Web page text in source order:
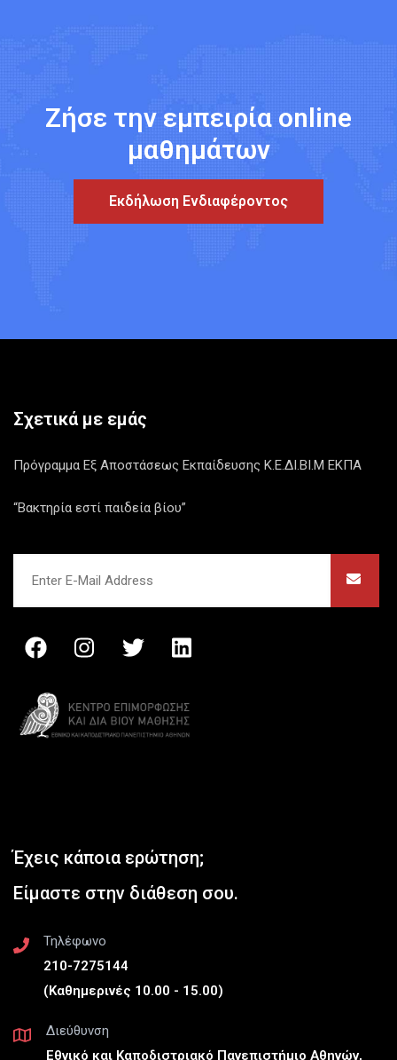
Ζήσε την εμπειρία online
μαθημάτων
Εκδήλωση Ενδιαφέροντος
Σχετικά με εμάς
Πρόγραμμα Εξ Αποστάσεως Εκπαίδευσης Κ.Ε.ΔΙ.ΒΙ.Μ ΕΚΠΑ
“Βακτηρία εστί παιδεία βίου”
Έχεις κάποια ερώτηση;
Είμαστε στην διάθεση σου.
Τηλέφωνο
210-7275144
(Καθημερινές 10.00 - 15.00)
Διεύθυνση
Εθνικό και Καποδιστριακό Πανεπιστήμιο Αθηνών,